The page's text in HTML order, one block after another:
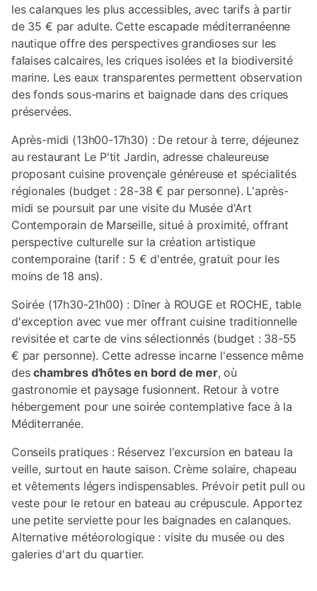
les calanques les plus accessibles, avec tarifs à partir
de 35 € par adulte. Cette escapade méditerranéenne
nautique offre des perspectives grandioses sur les
falaises calcaires, les criques isolées et la biodiversité
marine. Les eaux transparentes permettent observation
des fonds sous-marins et baignade dans des criques
préservées.
Après-midi (13h00-17h30) : De retour à terre, déjeunez
au restaurant Le P'tit Jardin, adresse chaleureuse
proposant cuisine provençale généreuse et spécialités
régionales (budget : 28-38 € par personne). L'après-
midi se poursuit par une visite du Musée d'Art
Contemporain de Marseille, situé à proximité, offrant
perspective culturelle sur la création artistique
contemporaine (tarif : 5 € d'entrée, gratuit pour les
moins de 18 ans).
Soirée (17h30-21h00) : Dîner à ROUGE et ROCHE, table
d'exception avec vue mer offrant cuisine traditionnelle
revisitée et carte de vins sélectionnés (budget : 38-55
€ par personne). Cette adresse incarne l'essence même
deschambres d'hôtes en bord de mer, où
gastronomie et paysage fusionnent. Retour à votre
hébergement pour une soirée contemplative face à la
Méditerranée.
Conseils pratiques : Réservez l'excursion en bateau la
veille, surtout en haute saison. Crème solaire, chapeau
et vêtements légers indispensables. Prévoir petit pull ou
veste pour le retour en bateau au crépuscule. Apportez
une petite serviette pour les baignades en calanques.
Alternative météorologique : visite du musée ou des
galeries d'art du quartier.